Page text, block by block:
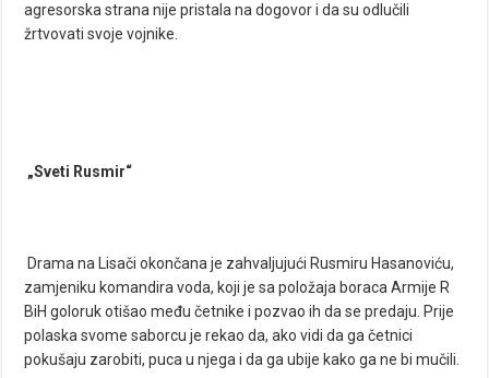
agresorska strana nije pristala na dogovor i da su odlučili
žrtvovati svoje vojnike.
„Sveti Rusmir“
Drama na Lisači okončana je zahvaljujući Rusmiru Hasanoviću,
zamjeniku komandira voda, koji je sa položaja boraca Armije R
BiH goloruk otišao među četnike i pozvao ih da se predaju. Prije
polaska svome saborcu je rekao da, ako vidi da ga četnici
pokušaju zarobiti, puca u njega i da ga ubije kako ga ne bi mučili.